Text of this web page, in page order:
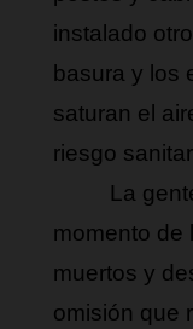
instalado
basura y los
saturan el
riesgo
La
momento de
muertos y
omisión que